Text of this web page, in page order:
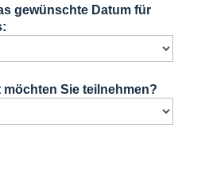
gewünschte Datum für
Sie teilnehmen?